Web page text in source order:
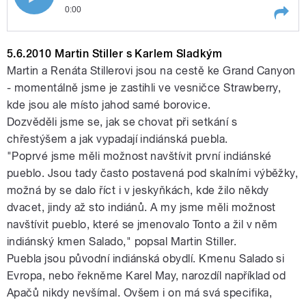
Novákem
pause
0:00
Zdeňkem
5.6.2010 Martin Stiller s Karlem Sladkým
Martin a Renáta Stillerovi jsou na cestě ke Grand Canyon
- momentálně jsme je zastihli ve vesničce Strawberry,
kde jsou ale místo jahod samé borovice.
Dozvěděli jsme se, jak se chovat při setkání s
chřestýšem a jak vypadají indiánská puebla.
"Poprvé jsme měli možnost navštívit první indiánské
pueblo. Jsou tady často postavená pod skalními výběžky,
možná by se dalo říct i v jeskyňkách, kde žilo někdy
dvacet, jindy až sto indiánů. A my jsme měli možnost
navštívit pueblo, které se jmenovalo Tonto a žil v něm
indiánský kmen Salado," popsal Martin Stiller.
Puebla jsou původní indiánská obydlí. Kmenu Salado si
Evropa, nebo řekněme Karel May, narozdíl například od
Apačů nikdy nevšímal. Ovšem i on má svá specifika,